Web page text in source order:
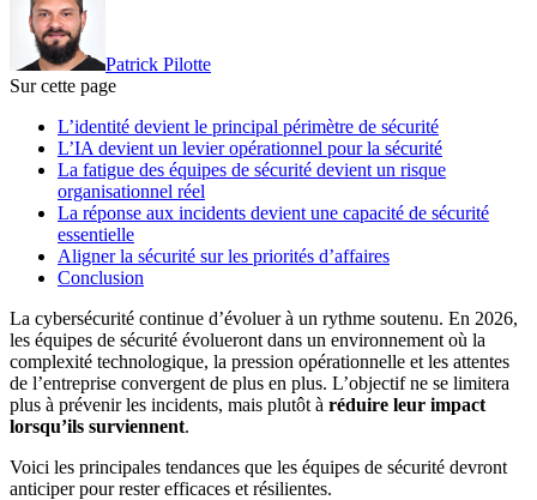
Patrick Pilotte
Sur cette page
L’identité devient le principal périmètre de sécurité
L’IA devient un levier opérationnel pour la sécurité
La fatigue des équipes de sécurité devient un risque
organisationnel réel
La réponse aux incidents devient une capacité de sécurité
essentielle
Aligner la sécurité sur les priorités d’affaires
Conclusion
La cybersécurité continue d’évoluer à un rythme soutenu. En 2026,
les équipes de sécurité évolueront dans un environnement où la
complexité technologique, la pression opérationnelle et les attentes
de l’entreprise convergent de plus en plus. L’objectif ne se limitera
plus à prévenir les incidents, mais plutôt à réduire leur impact
lorsqu’ils surviennent.
Voici les principales tendances que les équipes de sécurité devront
anticiper pour rester efficaces et résilientes.